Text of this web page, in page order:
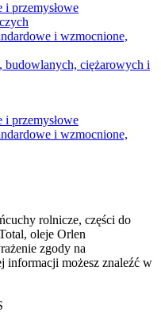
przemysłowe
i wzmocnione,
ciężarowych i
przemysłowe
i wzmocnione,
rolnicze, części do
oleje Orlen
zgody na
informacji możesz znaleźć w